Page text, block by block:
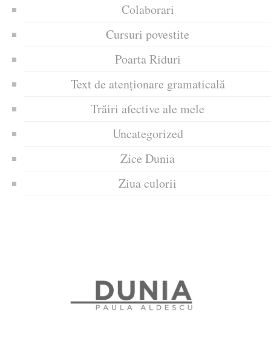
Colaborari
Cursuri povestite
Poarta Riduri
Text de atenționare gramaticală
Trăiri afective ale mele
Uncategorized
Zice Dunia
Ziua culorii